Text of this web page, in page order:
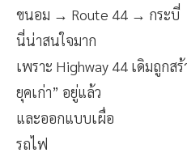
ขนอม → Route 44 → กระบี่
นี่น่าสนใจมาก
เพราะ Highway 44 เดิมถูกส
ยุคเก่า” อยู่แล้ว
และออกแบบเผื่อ
รถไฟ